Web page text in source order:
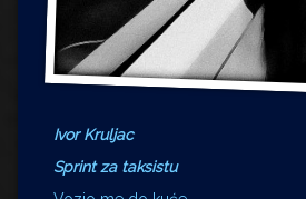
Ivor Kruljac
Sprint za taksistu